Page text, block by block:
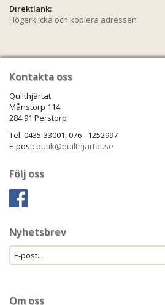
Direktlänk:
Högerklicka och kopiera adressen
Kontakta oss
Quilthjärtat
Månstorp 114
284 91 Perstorp
Tel: 0435-33001, 076 - 1252997
E-post: butik@quilthjartat.se
Följ oss
Nyhetsbrev
Om oss